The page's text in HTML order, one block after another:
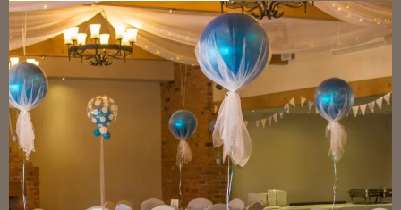
NOTRE SALLE DE RÉCEPTION